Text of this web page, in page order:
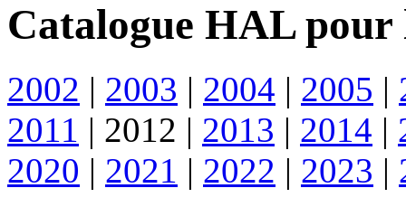
Catalogue HAL pour
2002 | 2003 | 2004 | 2005 |
2011 | 2012 | 2013 | 2014 |
2020 | 2021 | 2022 | 2023 |